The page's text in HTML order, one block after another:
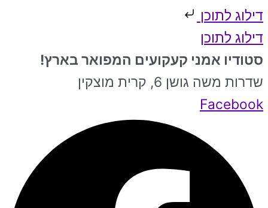
דילוג לתוכן
דילוג לתוכן
סטודיו אמני קעקועים המפואר בארץ!
שדרות משה גושן 6, קרית מוצקין
Facebook